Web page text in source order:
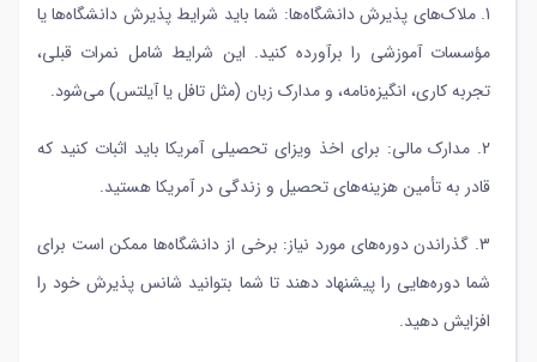
1. ملاک‌های پذیرش دانشگاه‌ها: شما باید شرایط پذیرش دانشگاه‌ها یا
مؤسسات آموزشی را برآورده کنید. این شرایط شامل نمرات قبلی،
تجربه کاری، انگیزه‌نامه، و مدارک زبان (مثل تافل یا آیلتس) می‌شود.
2. مدارک مالی: برای اخذ ویزای تحصیلی آمریکا باید اثبات کنید که
قادر به تأمین هزینه‌های تحصیل و زندگی در آمریکا هستید.
3. گذراندن دوره‌های مورد نیاز: برخی از دانشگاه‌ها ممکن است برای
شما دوره‌هایی را پیشنهاد دهند تا شما بتوانید شانس پذیرش خود را
افزایش دهید.